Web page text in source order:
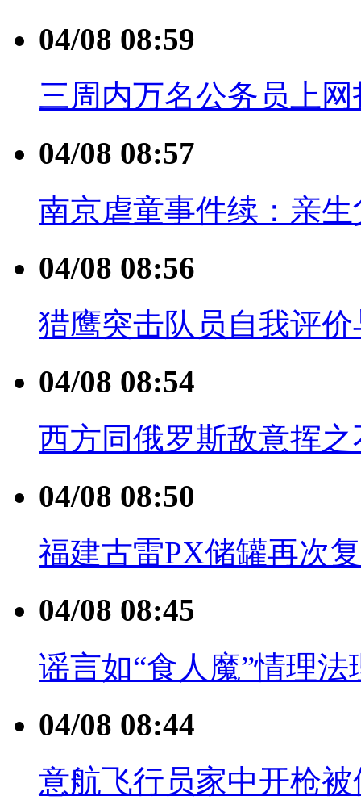
04/08 08:59
三周内万名公务员上
04/08 08:57
南京虐童事件续：亲
04/08 08:56
猎鹰突击队员自我评
04/08 08:54
西方同俄罗斯敌意挥
04/08 08:50
福建古雷PX储罐再次
04/08 08:45
谣言如“食人魔”情理
04/08 08:44
意航飞行员家中开枪被